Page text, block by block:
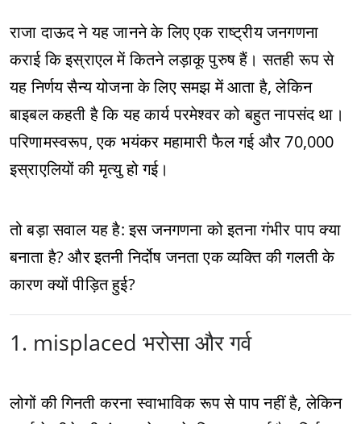
राजा दाऊद ने यह जानने के लिए एक राष्ट्रीय जनगणना
कराई कि इस्राएल में कितने लड़ाकू पुरुष हैं। सतही रूप से
यह निर्णय सैन्य योजना के लिए समझ में आता है, लेकिन
बाइबल कहती है कि यह कार्य परमेश्वर को बहुत नापसंद था।
परिणामस्वरूप, एक भयंकर महामारी फैल गई और 70,000
इस्राएलियों की मृत्यु हो गई।
तो बड़ा सवाल यह है: इस जनगणना को इतना गंभीर पाप क्या
बनाता है? और इतनी निर्दोष जनता एक व्यक्ति की गलती के
कारण क्यों पीड़ित हुई?
1. misplaced भरोसा और गर्व
लोगों की गिनती करना स्वाभाविक रूप से पाप नहीं है, लेकिन